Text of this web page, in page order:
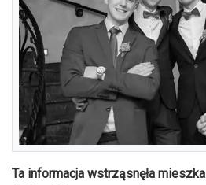
Ta informacja wstrząsnęła